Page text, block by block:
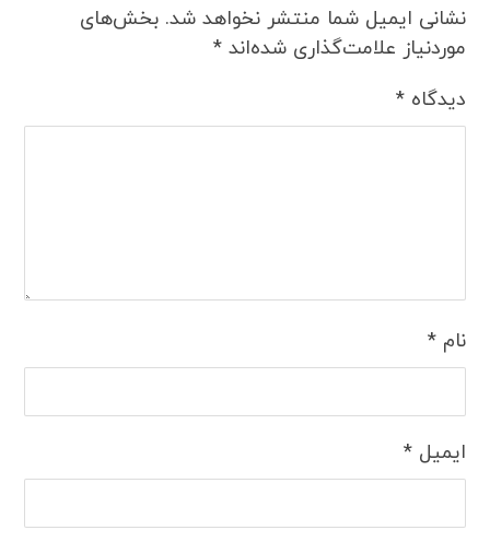
نشانی ایمیل شما منتشر نخواهد شد. بخش‌های
موردنیاز علامت‌گذاری شده‌اند*
دیدگاه*
نام*
ایمیل*